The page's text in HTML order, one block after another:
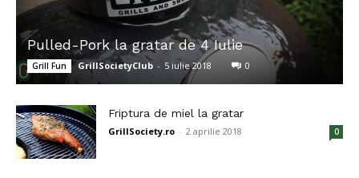
Pulled-Pork la gratar de 4 Iulie
Grill Fun GrillSocietyClub - 5 iulie 2018 0
Friptura de miel la gratar
GrillSociety.ro - 2 aprilie 2018 0